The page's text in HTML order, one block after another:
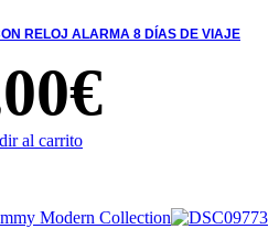
RELOJ ALARMA 8 DÍAS DE VIAJE
€
al carrito